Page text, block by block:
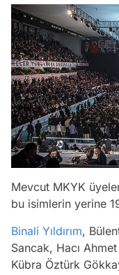
Mevcut MKYK
bu isimlerin yerine
Binali Yıldırım,
Sancak, Hacı
Kübra Öztürk